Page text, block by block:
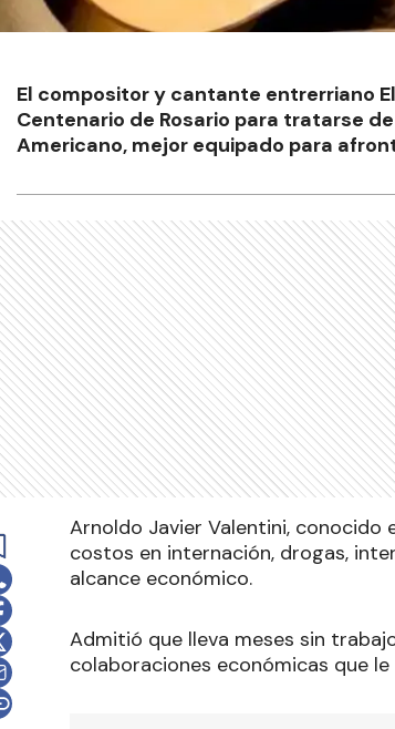
El compositor y cantante entrerriano
Centenario de Rosario para tratarse
Americano, mejor equipado para
Arnoldo Javier Valentini, conocido
costos en internación, drogas,
alcance económico.
Admitió que lleva meses sin
colaboraciones económicas que